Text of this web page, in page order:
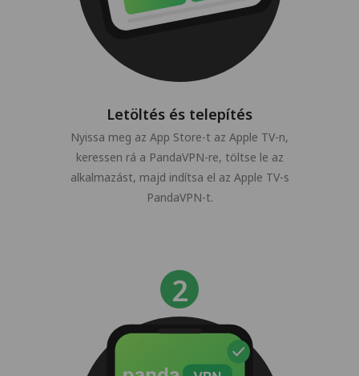
Letöltés és telepítés
Nyissa meg az App Store-t az Apple TV-n,
keressen rá a PandaVPN-re, töltse le az
alkalmazást, majd indítsa el az Apple TV-s
PandaVPN-t.